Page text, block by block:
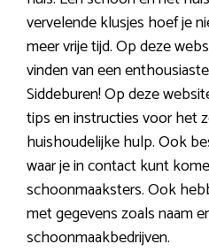
vervelende klusjes hoef je
meer vrije tijd. Op deze
vinden van een
Siddeburen! Op deze
tips en instructies voor het
huishoudelijke hulp. Ook
waar je in contact kunt
schoonmaaksters. Ook
met gegevens zoals naam
schoonmaakbedrijven.